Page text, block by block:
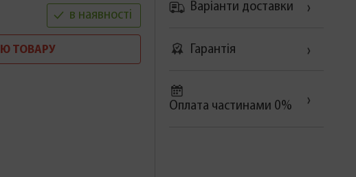
в наявності
ЮТОВАРУ
Варіанти доставки
Гарантія
Оплата частинами 0%